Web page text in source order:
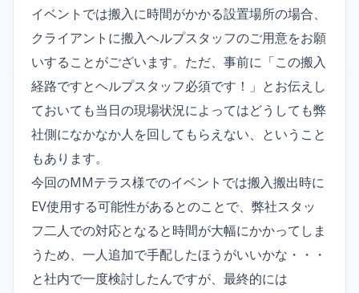
イベントでは搬入に時間がかかる設置場所の場合、
クライアントに搬入ヘルプスタッフのご用意をお願
いすることがございます。ただ、事前に「この搬入
経路ですとヘルプスタッフ必須です！」とお伝えし
ておいても当日の現場状況によってはどうしても弊
社側になかなか人を回してもらえない、ということ
もあります。
今回のMMテラス様でのイベントでは搬入搬出時に
EV使用する可能性があるとのことで、弊社スタッ
フ二人での対応となると時間が大幅にかかってしま
うため、一人追加で手配したほうがいいかな・・・
と社内で一度検討したんですが、最終的には